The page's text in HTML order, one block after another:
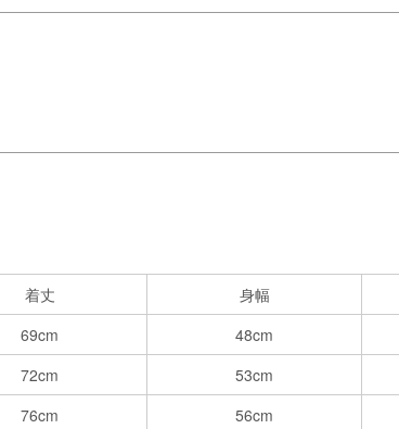
着丈 身幅
69cm 48cm
72cm 53cm
76cm 56cm